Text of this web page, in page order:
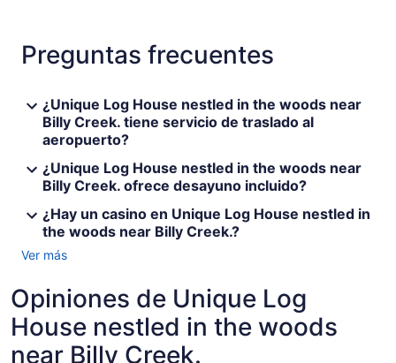
Preguntas frecuentes
¿Unique Log House nestled in the woods near
Billy Creek. tiene servicio de traslado al
aeropuerto?
¿Unique Log House nestled in the woods near
Billy Creek. ofrece desayuno incluido?
¿Hay un casino en Unique Log House nestled in
the woods near Billy Creek.?
Ver más
Opiniones de Unique Log
House nestled in the woods
near Billy Creek.